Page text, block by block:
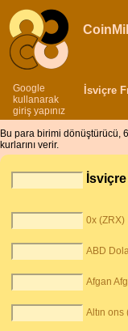
Google
kullanarak
giriş yapınız
İsviçre
Bu para birimi dönüştürücü,
kurlarını verir.
0x (ZRX)
ABD
Afgan
Altın ons